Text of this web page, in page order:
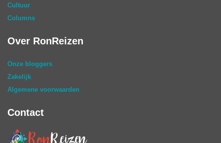
Cultuur
Columns
Over RonReizen
Onze bloggers
Zakelijk
Algemene voorwaarden
Contact